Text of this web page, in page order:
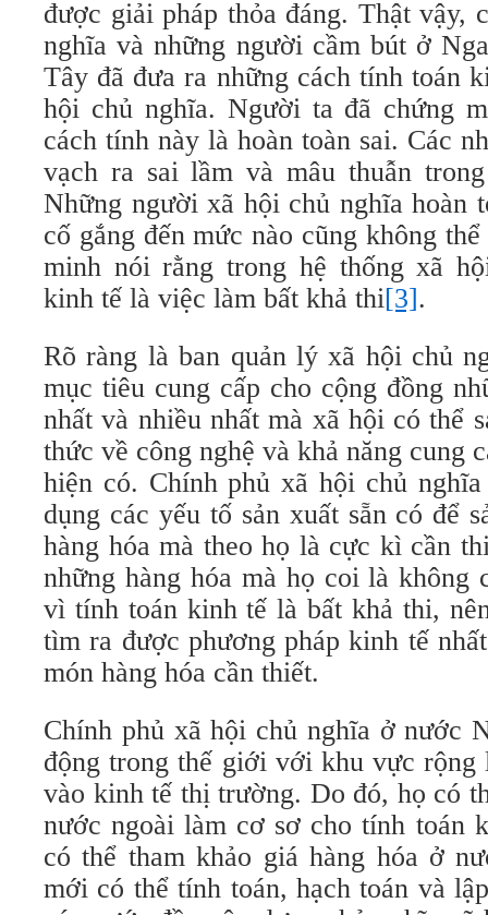
được giải pháp thỏa đáng. Thật vậy,
nghĩa và những người cầm bút ở
Tây đã đưa ra những cách tính toán
hội chủ nghĩa. Người ta đã chứng
cách tính này là hoàn toàn sai. Các
vạch ra sai lầm và mâu thuẫn
Những người xã hội chủ nghĩa hoàn
cố gắng đến mức nào cũng không
minh nói rằng trong hệ thống xã
kinh tế là việc làm bất khả thi[3].
Rõ ràng là ban quản lý xã hội chủ
mục tiêu cung cấp cho cộng đồng
nhất và nhiều nhất mà xã hội có thể
thức về công nghệ và khả năng cung
hiện có. Chính phủ xã hội chủ
dụng các yếu tố sản xuất sẵn có để
hàng hóa mà theo họ là cực kì cần
những hàng hóa mà họ coi là không
vì tính toán kinh tế là bất khả thi,
tìm ra được phương pháp kinh tế
món hàng hóa cần thiết.
Chính phủ xã hội chủ nghĩa ở nước
động trong thế giới với khu vực rộng
vào kinh tế thị trường. Do đó, họ có
nước ngoài làm cơ sơ cho tính toán
có thể tham khảo giá hàng hóa ở
mới có thể tính toán, hạch toán và